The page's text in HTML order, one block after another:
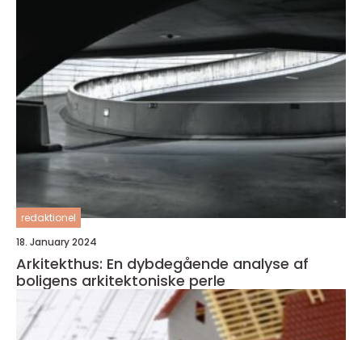
redaktionel
18. January 2024
Arkitekthus: En dybdegående analyse af
boligens arkitektoniske perle